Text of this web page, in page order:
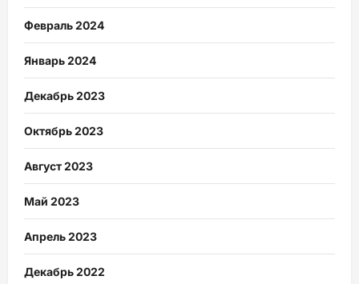
Февраль 2024
Январь 2024
Декабрь 2023
Октябрь 2023
Август 2023
Май 2023
Апрель 2023
Декабрь 2022